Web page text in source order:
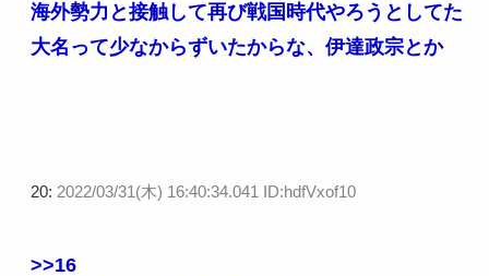
海外勢力と接触して再び戦国時代やろうとしてた
大名って少なからずいたからな、伊達政宗とか
20: 2022/03/31(木) 16:40:34.041 ID:hdfVxof10
>>16